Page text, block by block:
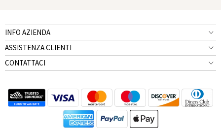
INFO AZIENDA
ASSISTENZA CLIENTI
CONTATTACI